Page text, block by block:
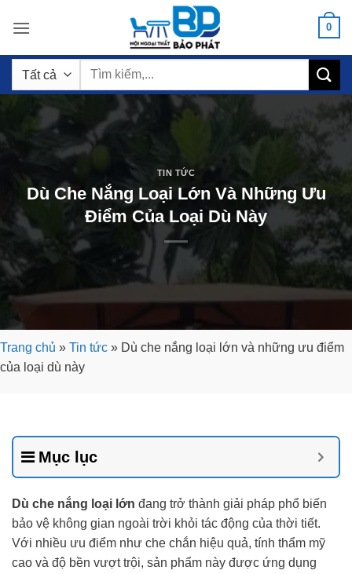
qua
dung
0
Tìm
TIN TỨC
Dù Che Nắng Loại Lớn Và Những Ưu
Điểm Của Loại Dù Này
Trang chủ » Tin tức » Dù che nắng loại lớn và những ưu điểm
của loại dù này
Mục lục
Dù che nắng loại lớn đang trở thành giải pháp phổ biến
bảo vệ không gian ngoài trời khỏi tác động của thời tiết.
Với nhiều ưu điểm như che chắn hiệu quả, tính thẩm mỹ
cao và độ bền vượt trội, sản phẩm này được ứng dụng